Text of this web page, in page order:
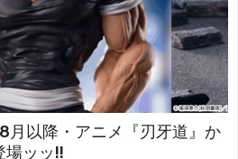
以降・アニメ『刃牙道』か
場ッッ!!